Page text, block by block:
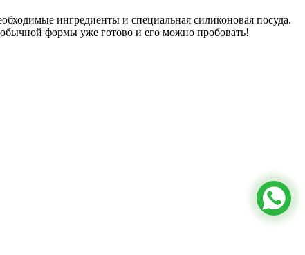
ингредиенты и специальная силиконовая посуда.
формы уже готово и его можно пробовать!